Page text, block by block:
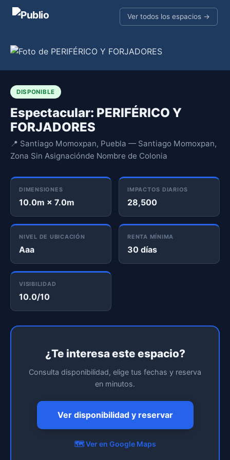
Ver todos los espacios →
DISPONIBLE
Espectacular: PERIFÉRICO Y
FORJADORES
📍 Santiago Momoxpan, Puebla — Santiago Momoxpan,
Zona Sin Asignaciónde Nombre de Colonia
DIMENSIONES
10.0m × 7.0m
IMPACTOS DIARIOS
28,500
NIVEL DE UBICACIÓN
Aaa
RENTA MÍNIMA
30 días
VISIBILIDAD
10.0/10
¿Te interesa este espacio?
Consulta disponibilidad, elige tus fechas y reserva
en minutos.
Ver disponibilidad y reservar
🗺️ Ver en Google Maps